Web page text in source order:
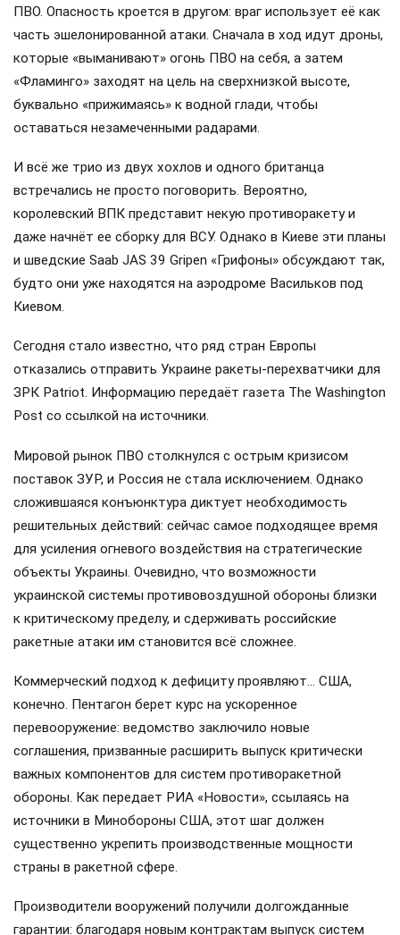
ПВО. Опасность кроется в другом: враг использует её как
часть эшелонированной атаки. Сначала в ход идут дроны,
которые «выманивают» огонь ПВО на себя, а затем
«Фламинго» заходят на цель на сверхнизкой высоте,
буквально «прижимаясь» к водной глади, чтобы
оставаться незамеченными радарами.
И всё же трио из двух хохлов и одного британца
встречались не просто поговорить. Вероятно,
королевский ВПК представит некую противоракету и
даже начнёт ее сборку для ВСУ. Однако в Киеве эти планы
и шведские Saab JAS 39 Gripen «Грифоны» обсуждают так,
будто они уже находятся на аэродроме Васильков под
Киевом.
Сегодня стало известно, что ряд стран Европы
отказались отправить Украине ракеты-перехватчики для
ЗРК Patriot. Информацию передаёт газета The Washington
Post со ссылкой на источники.
Мировой рынок ПВО столкнулся с острым кризисом
поставок ЗУР, и Россия не стала исключением. Однако
сложившаяся конъюнктура диктует необходимость
решительных действий: сейчас самое подходящее время
для усиления огневого воздействия на стратегические
объекты Украины. Очевидно, что возможности
украинской системы противовоздушной обороны близки
к критическому пределу, и сдерживать российские
ракетные атаки им становится всё сложнее.
Коммерческий подход к дефициту проявляют… США,
конечно. Пентагон берет курс на ускоренное
перевооружение: ведомство заключило новые
соглашения, призванные расширить выпуск критически
важных компонентов для систем противоракетной
обороны. Как передает РИА «Новости», ссылаясь на
источники в Минобороны США, этот шаг должен
существенно укрепить производственные мощности
страны в ракетной сфере.
Производители вооружений получили долгожданные
гарантии: благодаря новым контрактам выпуск систем